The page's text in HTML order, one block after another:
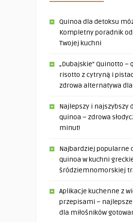
Quinoa dla detoksu
Kompletny poradnik
Twojej kuchni
„Dubajskie” Quinotto –
risotto z cytryną i
zdrowa alternatywa
Najlepszy i najszybszy
quinoa – zdrowa
minut!
Najbardziej popularne
quinoa w kuchni
śródziemnomorskiej
Aplikacje kuchenne z
przepisami –
dla miłośników